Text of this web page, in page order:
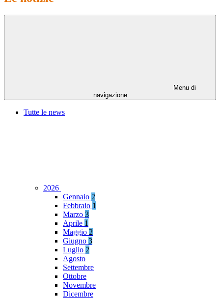
Menu di
navigazione
Tutte le news
2026
Gennaio 2
Febbraio 1
Marzo 3
Aprile 1
Maggio 2
Giugno 3
Luglio 2
Agosto
Settembre
Ottobre
Novembre
Dicembre